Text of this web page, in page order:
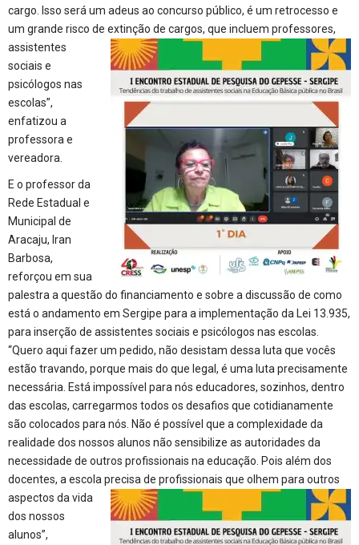
cargo. Isso será um adeus ao concurso público, é um retrocesso e
um grande risco de extinção de cargos, que incluem professores,
assistentes
sociais e
psicólogos nas
escolas”,
enfatizou a
professora e
vereadora.
E o professor da
Rede Estadual e
Municipal de
Aracaju, Iran
Barbosa,
reforçou em sua
palestra a questão do financiamento e sobre a discussão de como
está o andamento em Sergipe para a implementação da Lei 13.935,
para inserção de assistentes sociais e psicólogos nas escolas.
“Quero aqui fazer um pedido, não desistam dessa luta que vocês
estão travando, porque mais do que legal, é uma luta precisamente
necessária. Está impossível para nós educadores, sozinhos, dentro
das escolas, carregarmos todos os desafios que cotidianamente
são colocados para nós. Não é possível que a complexidade da
realidade dos nossos alunos não sensibilize as autoridades da
necessidade de outros profissionais na educação. Pois além dos
docentes, a escola precisa de profissionais que olhem para outros
aspectos da vida
dos nossos
alunos”,